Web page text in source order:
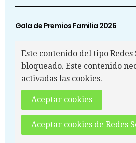
Gala de Premios Familia 2026
Este contenido del tipo Redes
bloqueado. Este contenido
activadas las cookies.
Aceptar cookies
Aceptar cookies de Redes